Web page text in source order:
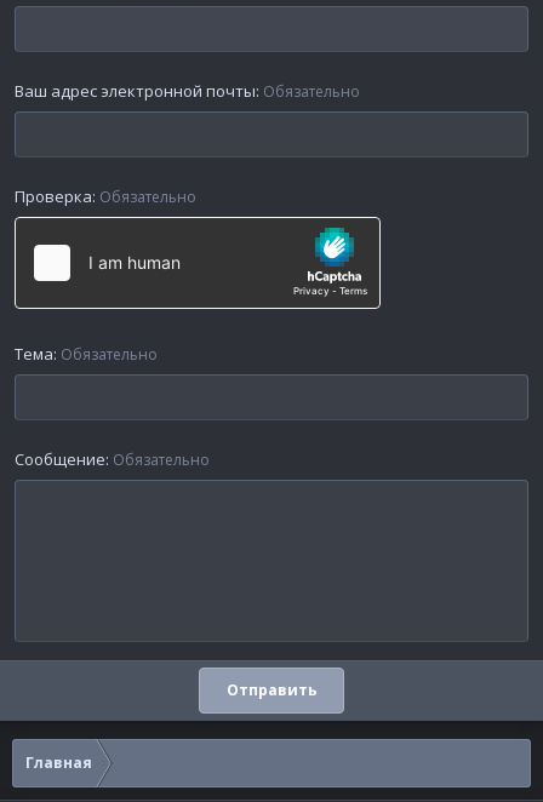
Ваш адрес электронной почты Обязательно
Проверка Обязательно
Тема Обязательно
Сообщение Обязательно
Отправить
Главная